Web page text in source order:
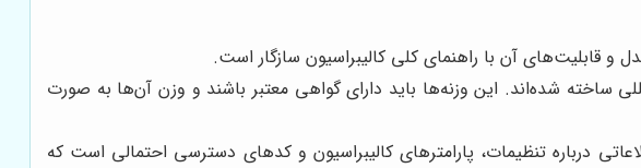
و قابلیت‌های آن با راهنمای کلی کالیبراسیون سازگار است.
ساخته شده‌اند. این وزنه‌ها باید دارای گواهی معتبر باشند و وزن آن‌ها به صورت
درباره تنظیمات، پارامترهای کالیبراسیون و کدهای دسترسی احتمالی است که